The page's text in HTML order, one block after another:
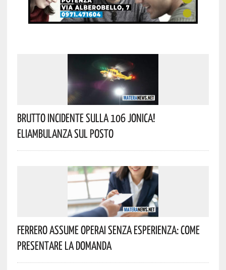
Brutto Incidente Sulla 106 Jonica!
Eliambulanza Sul Posto
Ferrero Assume Operai Senza Esperienza: Come
Presentare La Domanda